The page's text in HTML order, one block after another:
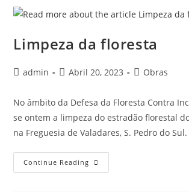
Limpeza da floresta
admin Abril 20, 2023 Obras
No âmbito da Defesa da Floresta Contra
se ontem a limpeza do estradão florestal
na Freguesia de Valadares, S. Pedro do Sul.
Continue Reading